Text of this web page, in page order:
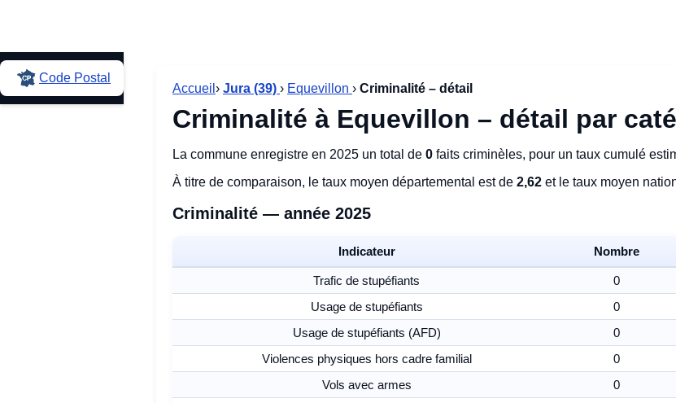
Code Postal
Accueil › Jura (39) › Equevillon › Criminalité – détail
Criminalité à Equevillon – détail par
La commune enregistre en 2025 un total de 0 faits criminèles, pour un taux cumulé
À titre de comparaison, le taux moyen départemental est de 2,62 et le taux moyen
Criminalité — année 2025
Indicateur Nombre
Trafic de stupéfiants 0
Usage de stupéfiants
0
Usage de stupéfiants (AFD)
0
Violences physiques hors cadre familial
0
Vols avec armes
0